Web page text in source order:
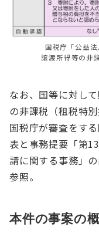
国税庁「公益
譲渡所得等の非
なお、国等に対し
の非課税（租税特
国税庁が審査をす
表と事務提要「第
請に関する事務」
参照。
本件の事案の